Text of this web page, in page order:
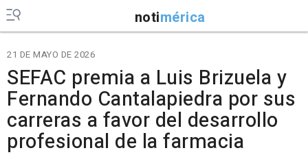
notimérica
21 DE MAYO DE 2026
SEFAC premia a Luis Brizuela y
Fernando Cantalapiedra por sus
carreras a favor del desarrollo
profesional de la farmacia